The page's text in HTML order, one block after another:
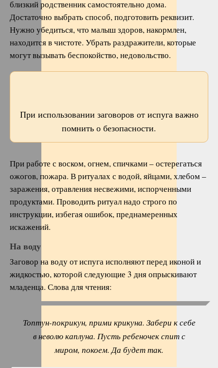
близкий родственник самостоятельно дома.
Достаточно выбрать способ, подготовить реквизит.
Нужно убедиться, что малыш здоров, накормлен,
находится в чистоте. Убрать раздражители, которые
могут вызывать беспокойство, недовольство.
При использовании заговоров от испуга важно
помнить о безопасности.
При работе с воском, огнем, спичками – остерегаться
ожогов, пожара. В ритуалах с водой, яйцами, хлебом –
заражения, отравления несвежими, испорченными
продуктами. Проводить ритуал надо строго по
инструкции, избегая ошибок, преднамеренных
искажений.
На воду
Заговор на воду от испуга исполняют перед иконой и
жидкостью, которой следующие 3 дня опрыскивают
младенца. Слова для чтения:
Топтун-покрикун, прими крикуна. Забери к себе
в неволю каплуна. Пусть ребеночек спит с
миром, покоем. Да будет так.